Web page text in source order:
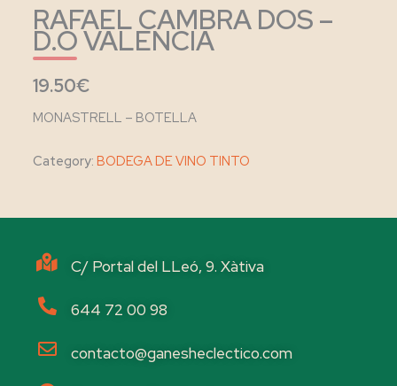
RAFAEL CAMBRA DOS –
D.O VALENCIA
19.50€
MONASTRELL – BOTELLA
Category: BODEGA DE VINO TINTO
C/ Portal del LLeó, 9. Xàtiva
644 72 00 98
contacto@ganesheclectico.com